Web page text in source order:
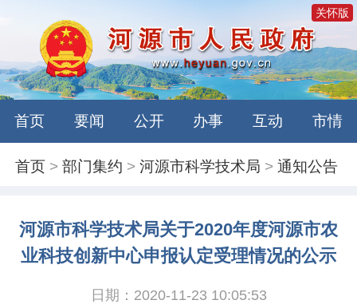
关怀版
首页 要闻 公开 办事 互动 市情
首页 >部门集约 >河源市科学技术局 >通知公告
河源市科学技术局关于2020年度河源市农
业科技创新中心申报认定受理情况的公示
日期：2020-11-23 10:05:53